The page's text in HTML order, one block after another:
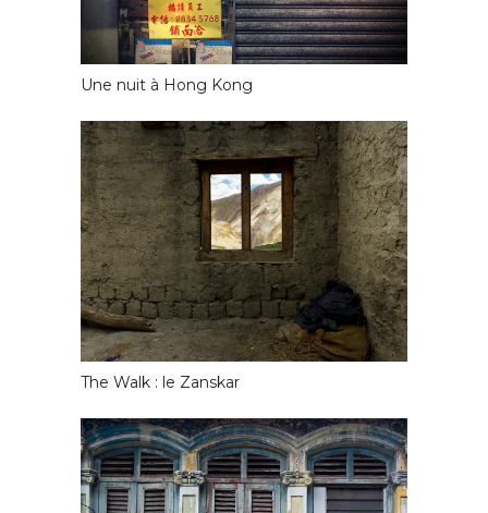
Une nuit à Hong Kong
The Walk : le Zanskar